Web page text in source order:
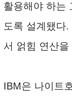
활용해야 하는
도록 설계됐다
서 얽힘 연산
IBM은 나이트